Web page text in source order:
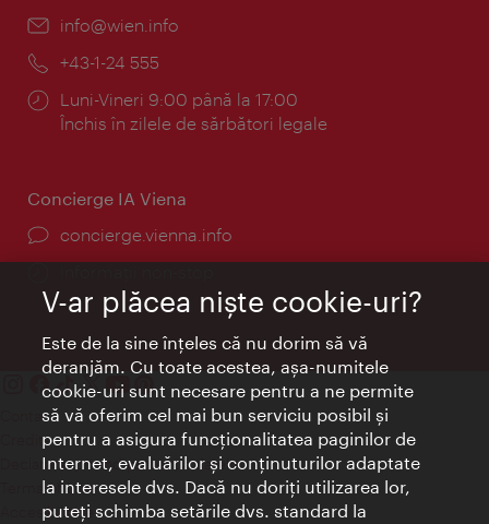
E-
info@wien.info
Telefon:
+43-1-24 555
Program:
Luni-Vineri 9:00 până la 17:00
Închis în zilele de sărbători legale
Concierge IA Viena
concierge.vienna.info
Contact
Credits
Declaraţie privind protecţia datelor
Terms of Use
Accesibilitate
V-ar plăcea nişte cookie-uri?
Este de la sine înţeles că nu dorim să vă
deranjăm. Cu toate acestea, aşa-numitele
cookie-uri sunt necesare pentru a ne permite
să vă oferim cel mai bun serviciu posibil şi
pentru a asigura funcţionalitatea paginilor de
Internet, evaluărilor şi conţinuturilor adaptate
la interesele dvs. Dacă nu doriţi utilizarea lor,
puteţi schimba setările dvs. standard la